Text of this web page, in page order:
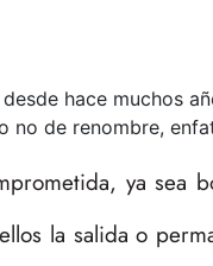
hace muchos
no de renombre,
ya sea
la salida o